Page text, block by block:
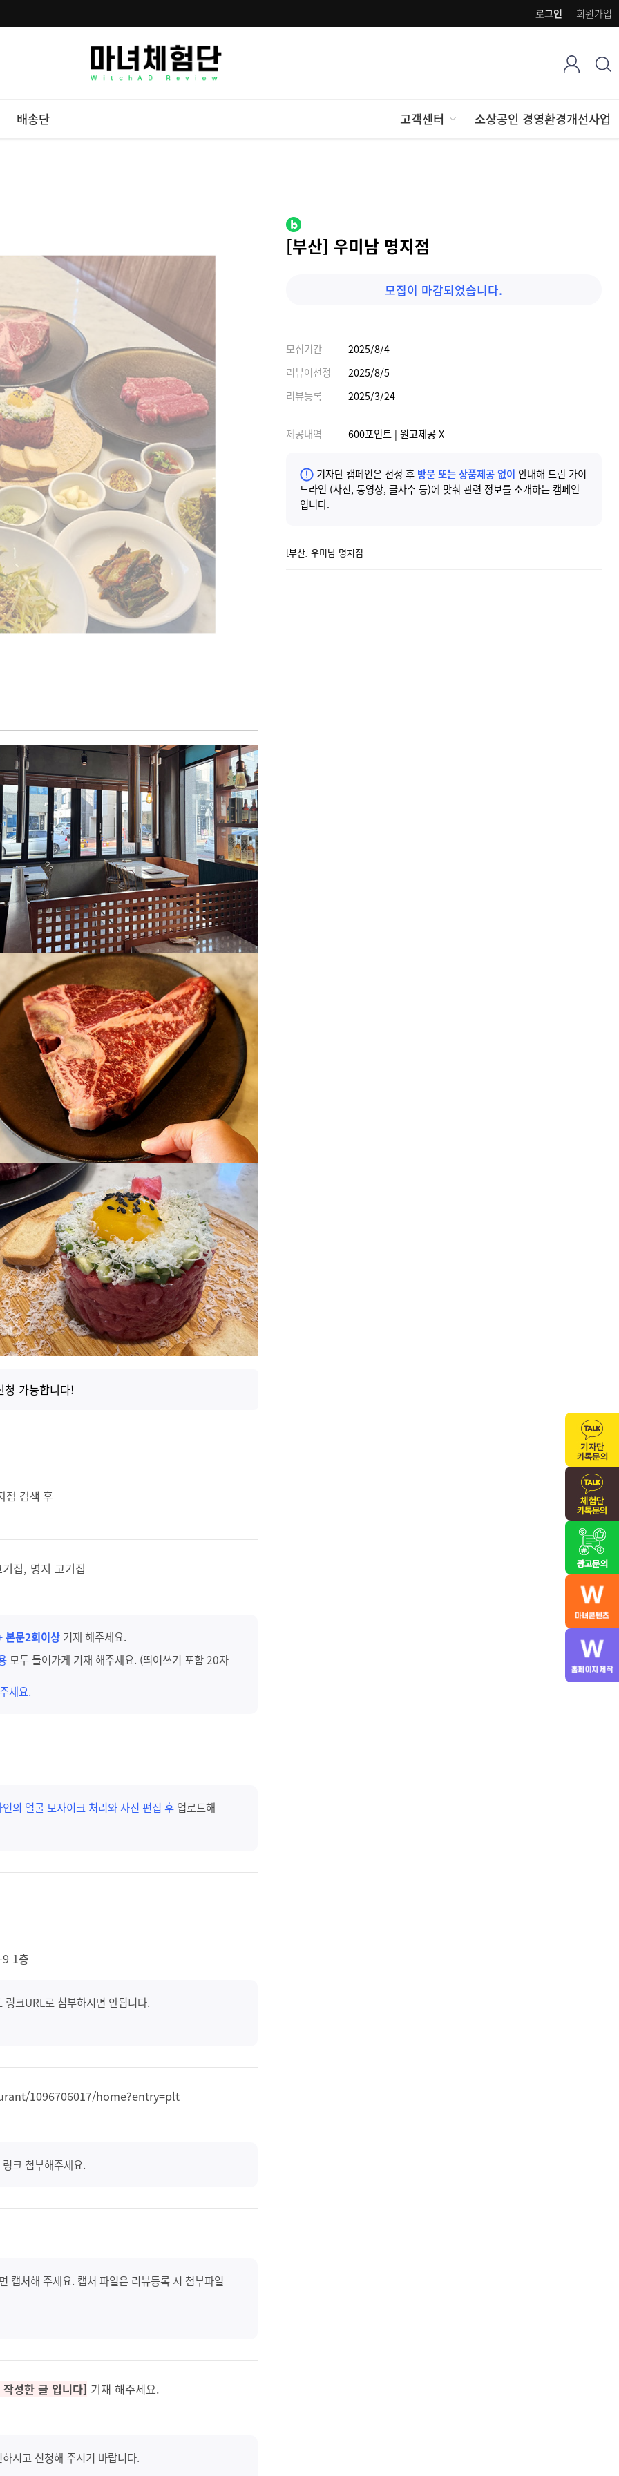
회원가입
로그인
배송단 고객센터 소상공인 경영환경개선사업
[부산] 우미남 명지점
모집이 마감되었습니다.
모집기간
2025/8/4
리뷰어선정
2025/8/5
리뷰등록
2025/3/24
제공내역 600포인트 | 원고제공 X
기자단 캠페인은 선정 후 방문 또는 상품제공 없이 안내해 드린 가이
드라인 (사진, 동영상, 글자수 등)에 맞춰 관련 정보를 소개하는 캠페인
입니다.
[부산] 우미남 명지점
청 가능합니다!
점 검색 후
집, 명지 고기집
본문2회이상 기재 해주세요.
모두 들어가게 기재 해주세요. (띄어쓰기 포함 20자
세요.
인의 얼굴 모자이크 처리와 사진 편집 후 업로드해
1층
크URL로 첨부하시면 안됩니다.
1096706017/home?entry=plt
크 첨부해주세요.
캡처해 주세요. 캡처 파일은 리뷰등록 시 첨부파일
성한 글 입니다] 기재 해주세요.
시고 신청해 주시기 바랍니다.